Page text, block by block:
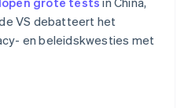
VS debatteert het
en beleidskwesties met